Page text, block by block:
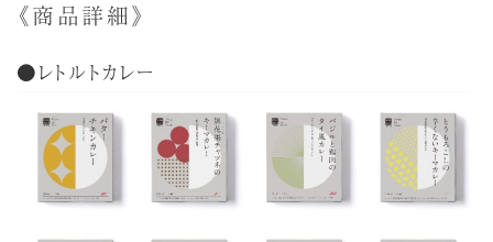
《商品詳細》
●レトルトカレー